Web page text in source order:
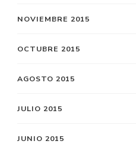
NOVIEMBRE 2015
OCTUBRE 2015
AGOSTO 2015
JULIO 2015
JUNIO 2015